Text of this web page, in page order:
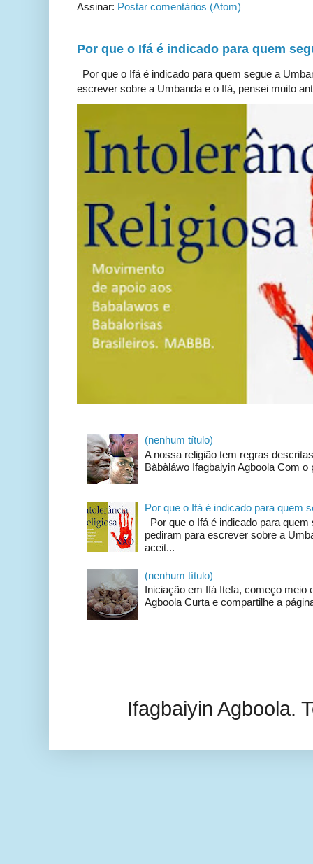
Assinar: Postar comentários (Atom)
Por que o Ifá é indicado para quem
Por que o Ifá é indicado para quem segue a
escrever sobre a Umbanda e o Ifá, pensei muito
(nenhum título)
A nossa religião tem regras
Bàbàláwo Ifagbaiyin Agboola Com
Por que o Ifá é indicado para quem
Por que o Ifá é indicado para
pediram para escrever sobre a
aceit...
(nenhum título)
Iniciação em Ifá Itefa, começo meio
Agboola Curta e compartilhe a
Ifagbaiyin Agboola.